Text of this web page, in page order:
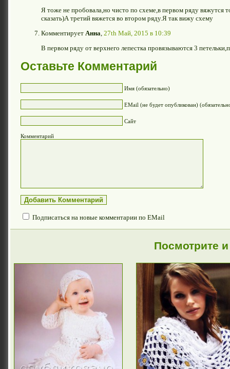
Я тоже не пробовала,но чисто по схеме,в первом ряду вяжутся
сказать)А третий вяжется во втором ряду.Я так вижу схему
Комментирует Анна 27th Май, 2015 в 10:39
В первом ряду от верхнего лепестка провязываются 3
Оставьте Комментарий
Имя (обязательно)
EMail (не будет опубликован)
Сайт
Комментарий
Подписаться на новые комментарии по EMail
Посмотрите